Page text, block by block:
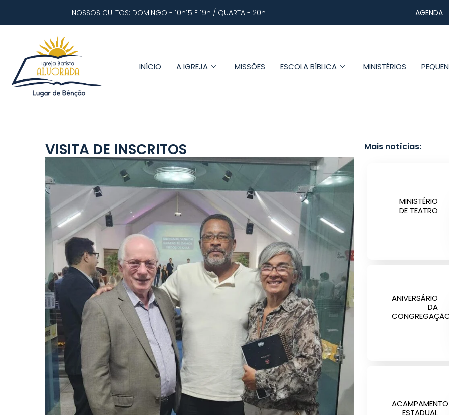
NOSSOS CULTOS: DOMINGO - 10h15 E 19h / QUARTA - 20h AGENDA
INÍCIO A IGREJA MISSÕES ESCOLA BÍBLICA MINISTÉRIOS
VISITA DE INSCRITOS Mais notícias:
MINISTÉRIO
DE TEATRO
ANIVERSÁRIO
DA
ACAMPAMENTO
ESTADUAL